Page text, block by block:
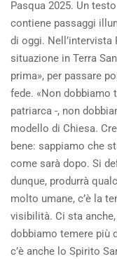
Pasqua 2025. Un
contiene passaggi
di oggi. Nell’intervista
situazione in Terra
prima», per passare
fede. «Non dobbiamo
patriarca -, non
modello di Chiesa.
bene: sappiamo che
come sarà dopo. Si
dunque, produrrà
molto umane, c’è la
visibilità. Ci sta
dobbiamo temere più
c’è anche lo Spirito